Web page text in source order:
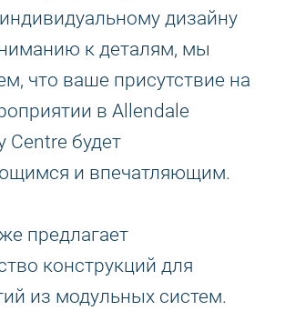
дизайну
к деталям, мы
что ваше присутствие на
в Allendale
Centre будет
и впечатляющим.
предлагает
конструкций для
из модульных систем.